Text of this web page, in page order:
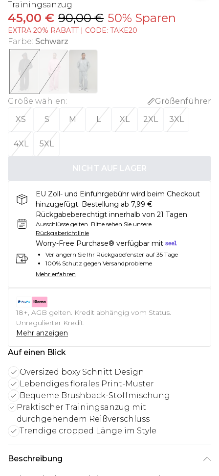
Trainingsanzug
45,00 € 90,00 € 50% Sparen
EXTRA 20% RABATT | CODE: TAKE20
Farbe: Schwarz
Größe wählen:
Größenführer
XS
S M L XL 2XL 3XL
4XL 5XL
NICHT AUF LAGER
EU Zoll- und Einfuhrgebühr wird beim Checkout
hinzugefügt. Bestellung ab 7,99 €
Rückgabeberechtigt innerhalb von 21 Tagen
Ausschlüsse gelten. Bitte sehen Sie unsere
Rückgaberichtlinie
Worry-Free Purchase® verfügbar mit
Verlängern Sie Ihr Rückgabefenster auf 35 Tage
100% Schutz gegen Versandprobleme
Mehr erfahren
18+, AGB gelten. Kredit abhängig vom Status.
Unregulierter Kredit.
Mehr anzeigen
Auf einen Blick
Oversized boxy Schnitt Design
Lebendiges florales Print-Muster
Bequeme Brushback-Stoffmischung
Praktischer Trainingsanzug mit
durchgehendem Reißverschluss
Trendige cropped Länge im Style
Beschreibung